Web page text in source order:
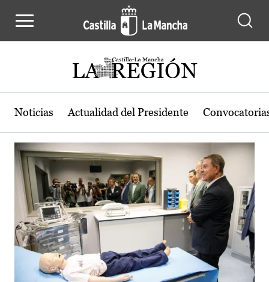
Actualidad de la región de Castilla-
Noticias Actualidad del Presidente